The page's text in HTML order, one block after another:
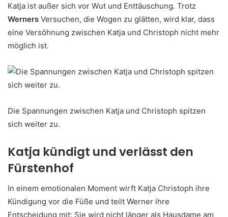
Katja ist außer sich vor Wut und Enttäuschung. Trotz
Werners Versuchen, die Wogen zu glätten, wird klar, dass
eine Versöhnung zwischen Katja und Christoph nicht mehr
möglich ist.
Die Spannungen zwischen Katja und Christoph spitzen
sich weiter zu.
Katja kündigt und verlässt den
Fürstenhof
In einem emotionalen Moment wirft Katja Christoph ihre
Kündigung vor die Füße und teilt Werner ihre
Entscheidung mit: Sie wird nicht länger als Hausdame am